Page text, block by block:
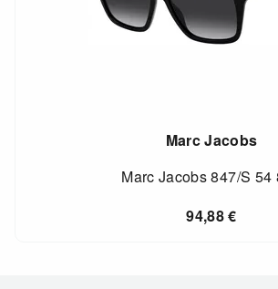
Marc Jacobs
Marc Jacobs 847/S 54
94,88€